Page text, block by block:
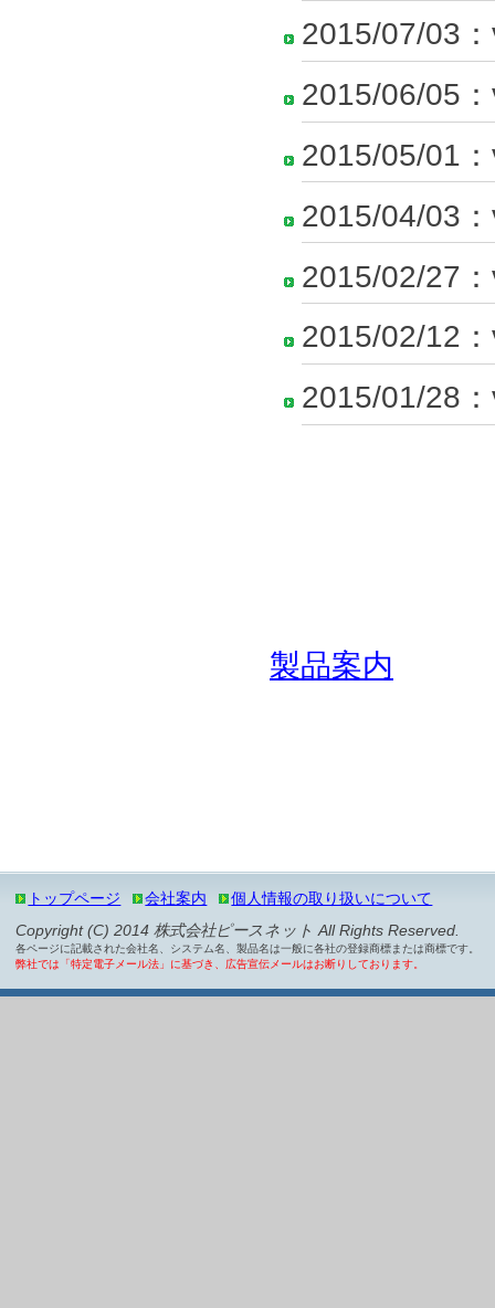
2015/07/03
2015/06/05
2015/05/01
2015/04/03
2015/02/27
2015/02/12
2015/01/28
製品案内
トップページ 会社案内
個人情報の取り扱いについて
Copyright (C) 2014 株式会社ピースネット All Rights Reserved.
各ページに記載された会社名、システム名、製品名は一般に各社の登録商標または商標です。
弊社では「特定電子メール法」に基づき、広告宣伝メールはお断りしております。